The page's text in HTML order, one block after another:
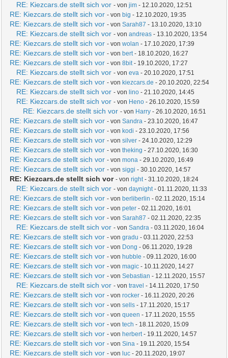
RE: Kiezcars.de stellt sich vor - vonjim - 12.10.2020, 12:51
RE: Kiezcars.de stellt sich vor - von big - 12.10.2020, 19:35
RE: Kiezcars.de stellt sich vor - vonSarah87 - 13.10.2020, 13:10
RE: Kiezcars.de stellt sich vor - vonandreas - 13.10.2020, 13:54
RE: Kiezcars.de stellt sich vor - vonwolan - 17.10.2020, 17:39
RE: Kiezcars.de stellt sich vor - von bert- 18.10.2020, 16:27
RE: Kiezcars.de stellt sich vor - von8bit- 19.10.2020, 17:27
RE: Kiezcars.de stellt sich vor - voneva - 20.10.2020, 17:51
RE: Kiezcars.de stellt sich vor - von kiezcars.de - 20.10.2020, 22:54
RE: Kiezcars.de stellt sich vor - von lino - 21.10.2020, 14:45
RE: Kiezcars.de stellt sich vor - von Heno - 26.10.2020, 15:59
RE: Kiezcars.de stellt sich vor - von Harry - 26.10.2020, 16:51
RE: Kiezcars.de stellt sich vor - vonSandra - 23.10.2020, 16:47
RE: Kiezcars.de stellt sich vor - von kodi - 23.10.2020, 17:56
RE: Kiezcars.de stellt sich vor - vonsilver - 24.10.2020, 12:29
RE: Kiezcars.de stellt sich vor - vontheking - 27.10.2020, 16:30
RE: Kiezcars.de stellt sich vor - vonmona - 29.10.2020, 16:49
RE: Kiezcars.de stellt sich vor - vonsiggi - 30.10.2020, 14:57
RE: Kiezcars.de stellt sich vor - vonright- 31.10.2020, 18:24
RE: Kiezcars.de stellt sich vor - vondaynight- 01.11.2020, 11:33
RE: Kiezcars.de stellt sich vor - von berliberlin - 02.11.2020, 15:14
RE: Kiezcars.de stellt sich vor - vonpeter - 02.11.2020, 16:01
RE: Kiezcars.de stellt sich vor - vonSarah87 - 02.11.2020, 22:35
RE: Kiezcars.de stellt sich vor - vonSandra - 03.11.2020, 16:04
RE: Kiezcars.de stellt sich vor - vongradu - 03.11.2020, 22:53
RE: Kiezcars.de stellt sich vor - von Dong - 06.11.2020, 19:28
RE: Kiezcars.de stellt sich vor - von hubble - 09.11.2020, 16:00
RE: Kiezcars.de stellt sich vor - vonmagic - 10.11.2020, 14:27
RE: Kiezcars.de stellt sich vor - vonSebastian - 12.11.2020, 15:57
RE: Kiezcars.de stellt sich vor - vontravel - 14.11.2020, 17:50
RE: Kiezcars.de stellt sich vor - vonrocker - 16.11.2020, 20:26
RE: Kiezcars.de stellt sich vor - vonsells - 17.11.2020, 15:17
RE: Kiezcars.de stellt sich vor - vonqueen - 17.11.2020, 15:55
RE: Kiezcars.de stellt sich vor - vontech - 18.11.2020, 15:09
RE: Kiezcars.de stellt sich vor - von herbert- 19.11.2020, 14:57
RE: Kiezcars.de stellt sich vor - vonSina - 19.11.2020, 15:54
RE: Kiezcars.de stellt sich vor - von luc - 20.11.2020, 19:07